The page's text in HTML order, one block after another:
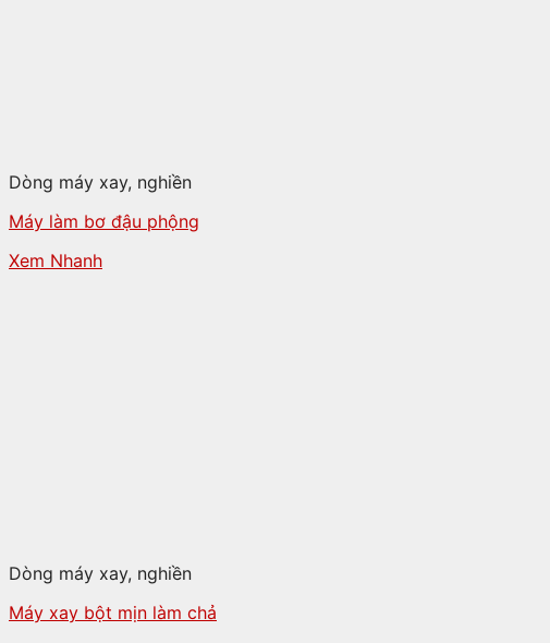
Dòng máy xay, nghiền
Máy làm bơ đậu phộng
Xem Nhanh
Dòng máy xay, nghiền
Máy xay bột mịn làm chả